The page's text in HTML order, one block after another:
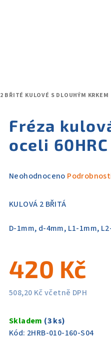
2 BŘITÉ KULOVÉ S DLOUHÝM KRKEM
Fréza
oceli 60HRC
Průměrné
produktu
0,0
hvězdiček.
Neohodnoceno
KULOVÁ 2 BŘITÁ
D-1mm, d-4mm, L1-1mm,
420 Kč
508,20 Kč včetně DPH
cena:
Skladem (3 ks)
Kód: 2HRB-010-160-S04